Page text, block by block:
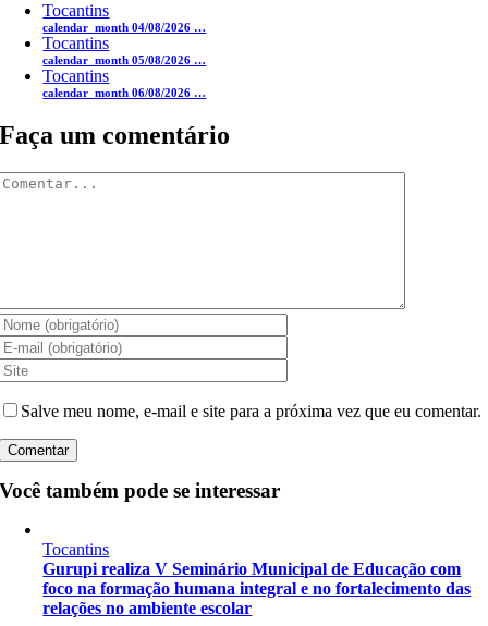
Tocantins
calendar_month 04/08/2026 …
Tocantins
calendar_month 05/08/2026 …
Tocantins
calendar_month 06/08/2026 …
Faça um comentário
Salve meu nome, e-mail e site para a próxima vez que eu comentar.
Você também pode se interessar
Tocantins
Gurupi realiza V Seminário Municipal de Educação com
foco na formação humana integral e no fortalecimento das
relações no ambiente escolar